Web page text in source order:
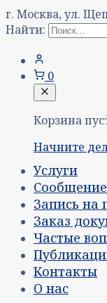
г. Москва, ул.
Найти:
0
Корзина
Начните
Услуги
Запись на
Заказ
Частые
Контакты
О нас